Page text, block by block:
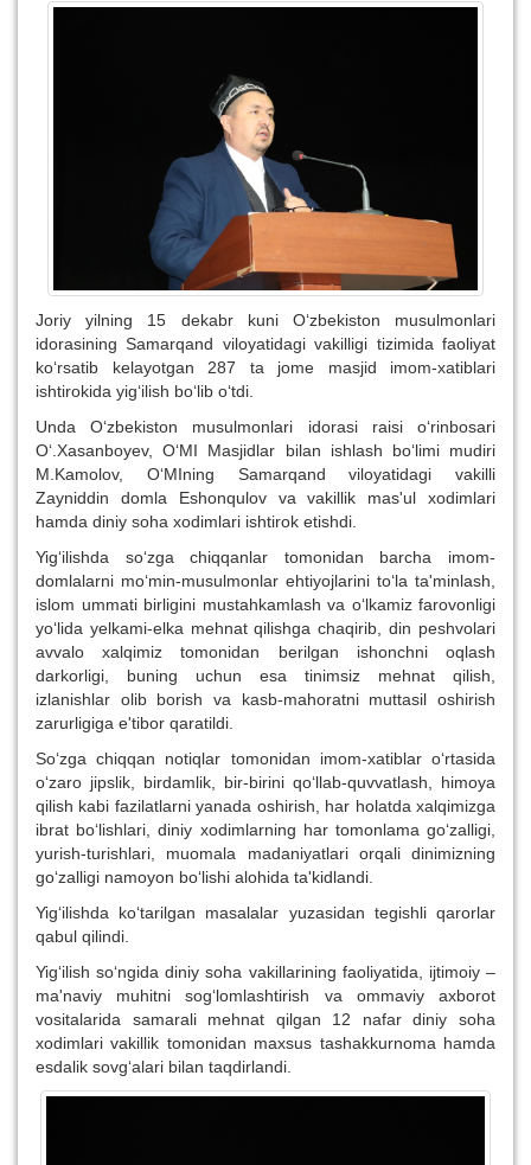
Joriy yilning 15 dekabr kuni O‘zbekiston musulmonlari
idorasining Samarqand viloyatidagi vakilligi tizimida faoliyat
ko‘rsatib kelayotgan 287 ta jome masjid imom-xatiblari
ishtirokida yig‘ilish bo‘lib o‘tdi.
Unda O‘zbekiston musulmonlari idorasi raisi o‘rinbosari
O‘.Xasanboyev, O‘MI Masjidlar bilan ishlash bo‘limi mudiri
M.Kamolov, O‘MIning Samarqand viloyatidagi vakilli
Zayniddin domla Eshonqulov va vakillik mas'ul xodimlari
hamda diniy soha xodimlari ishtirok etishdi.
Yig‘ilishda so‘zga chiqqanlar tomonidan barcha imom-
domlalarni mo‘min-musulmonlar ehtiyojlarini to‘la ta'minlash,
islom ummati birligini mustahkamlash va o‘lkamiz farovonligi
yo‘lida yelkami-elka mehnat qilishga chaqirib, din peshvolari
avvalo xalqimiz tomonidan berilgan ishonchni oqlash
darkorligi, buning uchun esa tinimsiz mehnat qilish,
izlanishlar olib borish va kasb-mahoratni muttasil oshirish
zarurligiga e'tibor qaratildi.
So‘zga chiqqan notiqlar tomonidan imom-xatiblar o‘rtasida
o‘zaro jipslik, birdamlik, bir-birini qo‘llab-quvvatlash, himoya
qilish kabi fazilatlarni yanada oshirish, har holatda xalqimizga
ibrat bo‘lishlari, diniy xodimlarning har tomonlama go‘zalligi,
yurish-turishlari, muomala madaniyatlari orqali dinimizning
go‘zalligi namoyon bo‘lishi alohida ta'kidlandi.
Yig‘ilishda ko‘tarilgan masalalar yuzasidan tegishli qarorlar
qabul qilindi.
Yig‘ilish so‘ngida diniy soha vakillarining faoliyatida, ijtimoiy –
ma'naviy muhitni sog‘lomlashtirish va ommaviy axborot
vositalarida samarali mehnat qilgan 12 nafar diniy soha
xodimlari vakillik tomonidan maxsus tashakkurnoma hamda
esdalik sovg‘alari bilan taqdirlandi.